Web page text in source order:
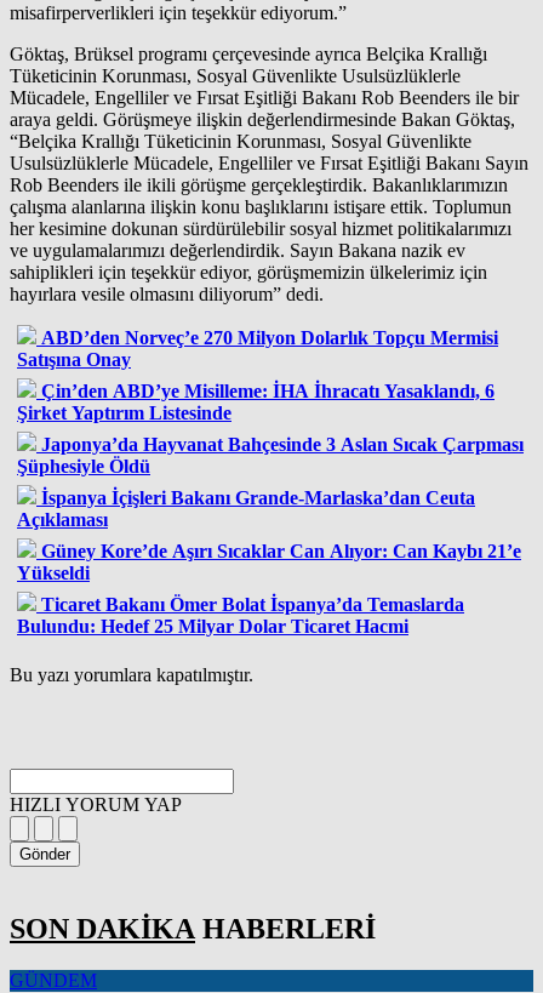
misafirperverlikleri için teşekkür ediyorum.”
Göktaş, Brüksel programı çerçevesinde ayrıca Belçika Krallığı
Tüketicinin Korunması, Sosyal Güvenlikte Usulsüzlüklerle
Mücadele, Engelliler ve Fırsat Eşitliği Bakanı Rob Beenders ile bir
araya geldi. Görüşmeye ilişkin değerlendirmesinde Bakan Göktaş,
“Belçika Krallığı Tüketicinin Korunması, Sosyal Güvenlikte
Usulsüzlüklerle Mücadele, Engelliler ve Fırsat Eşitliği Bakanı Sayın
Rob Beenders ile ikili görüşme gerçekleştirdik. Bakanlıklarımızın
çalışma alanlarına ilişkin konu başlıklarını istişare ettik. Toplumun
her kesimine dokunan sürdürülebilir sosyal hizmet politikalarımızı
ve uygulamalarımızı değerlendirdik. Sayın Bakana nazik ev
sahiplikleri için teşekkür ediyor, görüşmemizin ülkelerimiz için
hayırlara vesile olmasını diliyorum” dedi.
ABD’den Norveç’e 270 Milyon Dolarlık Topçu Mermisi
Satışına Onay
Çin’den ABD’ye Misilleme: İHA İhracatı Yasaklandı, 6
Şirket Yaptırım Listesinde
Japonya’da Hayvanat Bahçesinde 3 Aslan Sıcak Çarpması
Şüphesiyle Öldü
İspanya İçişleri Bakanı Grande-Marlaska’dan Ceuta
Açıklaması
Güney Kore’de Aşırı Sıcaklar Can Alıyor: Can Kaybı 21’e
Yükseldi
Ticaret Bakanı Ömer Bolat İspanya’da Temaslarda
Bulundu: Hedef 25 Milyar Dolar Ticaret Hacmi
Bu yazı yorumlara kapatılmıştır.
HIZLI YORUM YAP
Gönder
SON DAKİKA HABERLERİ
GÜNDEM